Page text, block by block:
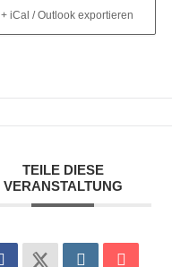
+ iCal / Outlook exportieren
TEILE DIESE
VERANSTALTUNG